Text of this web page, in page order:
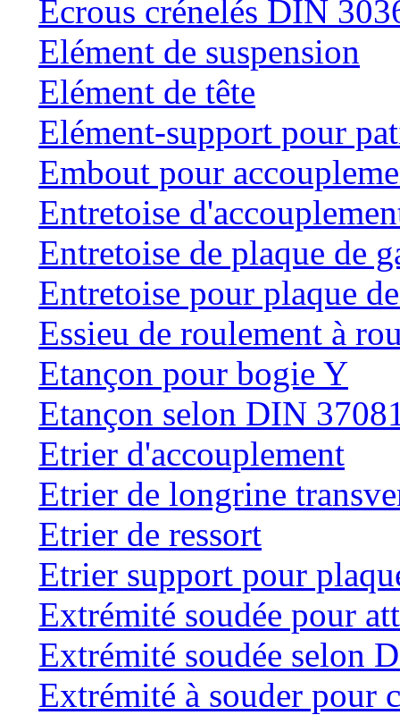
Ecrous crénelés DIN
Elément de suspension
Elément de tête
Elément-support pour
Embout pour
Entretoise
Entretoise de plaque de
Entretoise pour plaque
Essieu de roulement à
Etançon pour bogie Y
Etançon selon DIN
Etrier d'accouplement
Etrier de longrine
Etrier de ressort
Etrier support pour
Extrémité soudée pour
Extrémité soudée selon
Extrémité à souder pour